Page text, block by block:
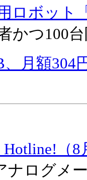
ロボット
かつ100
月額304
（8
ナログメ